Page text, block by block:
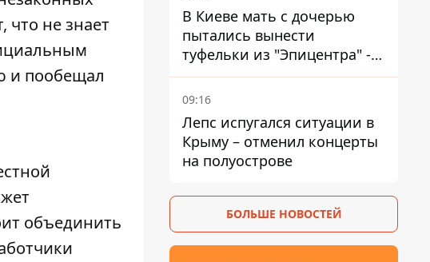
что не знает
и пообещал
объединить
В Киеве мать с дочерью
пытались вынести
туфельки из "Эпицентра" -
суд вынес приговор
09:16
Лепс испугался ситуации в
Крыму – отменил концерты
на полуострове
БОЛЬШЕ НОВОСТЕЙ